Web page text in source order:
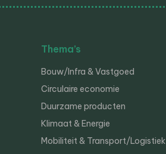
Thema’s
Bouw/Infra & Vastgoed
Circulaire economie
Duurzame producten
Klimaat & Energie
Mobiliteit & Transport/Logistiek